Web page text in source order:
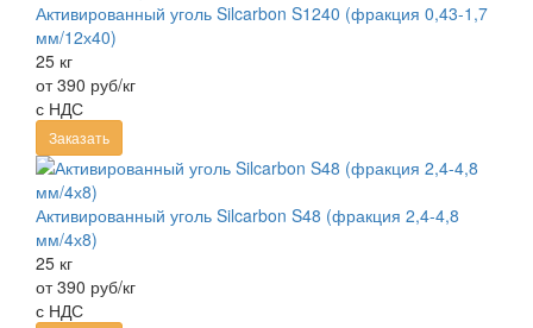
Активированный уголь Silcarbon S1240 (фракция 0,43-1,7
мм/12х40)
25 кг
от 390 руб/кг
с НДС
Заказать
Активированный уголь Silcarbon S48 (фракция 2,4-4,8
мм/4х8)
25 кг
от 390 руб/кг
с НДС